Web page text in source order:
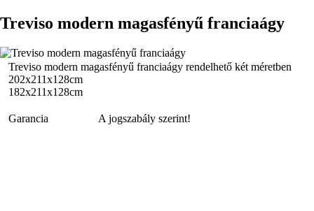
Treviso modern magasfényű franciaágy
Treviso modern magasfényű franciaágy rendelhető két méretben
202x211x128cm
182x211x128cm
Garancia A jogszabály szerint!